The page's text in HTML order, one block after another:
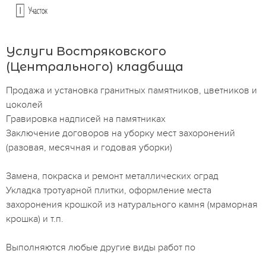
Услуги Востряковского
(Центрального) кладбища
Продажа и установка гранитных памятников, цветников и
цоколей
Гравировка надписей на памятниках
Заключение договоров на уборку мест захоронений
(разовая, месячная и годовая уборки)
Замена, покраска и ремонт металлических оград
Укладка тротуарной плитки, оформление места
захоронения крошкой из натурального камня (мраморная
крошка) и т.п.
Выполняются любые другие виды работ по